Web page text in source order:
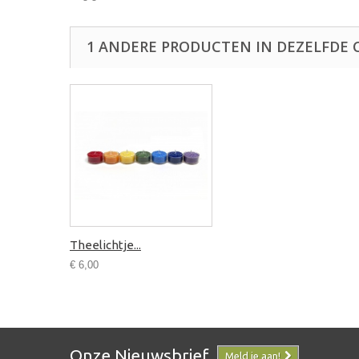
1 ANDERE PRODUCTEN IN DEZELFDE
Theelichtje...
€ 6,00
Onze Nieuwsbrief Meld je aan!